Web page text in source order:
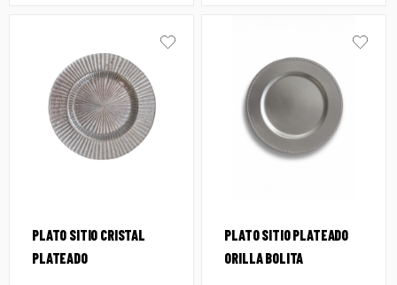
PLATO SITIO CRISTAL
PLATEADO
PLATO SITIO PLATEADO
ORILLA BOLITA